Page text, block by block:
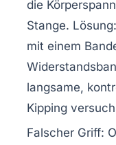
die
Stange.
mit einem
langsame,
Kipping
Falscher Griff: